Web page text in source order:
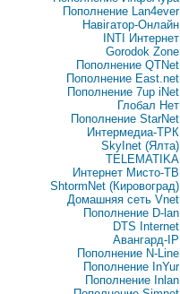
Пополнение Lan4ever
Навігатор-Онлайн
INTI Интернет
Gorodok Zone
Пополнение QTNet
Пополнение East.net
Пополнение 7up iNet
Глобал Нет
Пополнение StarNet
Интермедиа-ТРК
SkyInet (Ялта)
TELEMATIKA
Интернет Мисто-ТВ
ShtormNet (Кировоград)
Домашняя сеть Vnet
Пополнение D-lan
DTS Internet
Авангард-IP
Пополнение N-Line
Пополнение InYur
Пополнение Inlan